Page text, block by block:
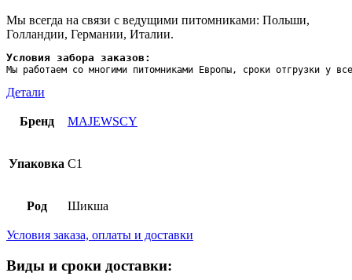
Мы всегда на связи с ведущими питомниками: Польши,
Голландии, Германии, Италии.
Условия забора заказов:
Мы работаем со многими питомниками Европы, сроки отгрузки у
Детали
Бренд MAJEWSCY
Упаковка C1
Род Шикша
Условия заказа, оплаты и доставки
Виды и сроки доставки: